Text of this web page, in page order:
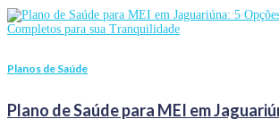
Planos de Saúde
Plano de Saúde para MEI em